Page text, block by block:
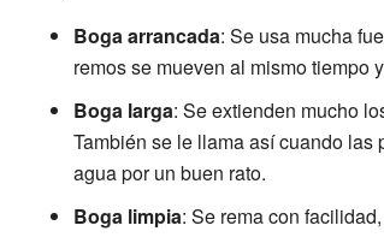
Boga arrancada: Se usa mucha
remos se mueven al mismo tiempo
Boga larga: Se extienden mucho
También se le llama así cuando
agua por un buen rato.
Boga limpia: Se rema con